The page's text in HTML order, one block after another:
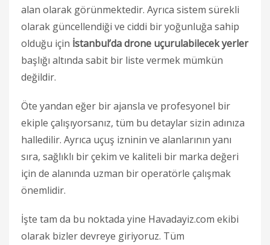
alan olarak görünmektedir. Ayrıca sistem sürekli
olarak güncellendiği ve ciddi bir yoğunluğa sahip
olduğu için İstanbul’da drone uçurulabilecek yerler
başlığı altında sabit bir liste vermek mümkün
değildir.
Öte yandan eğer bir ajansla ve profesyonel bir
ekiple çalışıyorsanız, tüm bu detaylar sizin adınıza
halledilir. Ayrıca uçuş izninin ve alanlarının yanı
sıra, sağlıklı bir çekim ve kaliteli bir marka değeri
için de alanında uzman bir operatörle çalışmak
önemlidir.
İşte tam da bu noktada yine Havadayiz.com ekibi
olarak bizler devreye giriyoruz. Tüm